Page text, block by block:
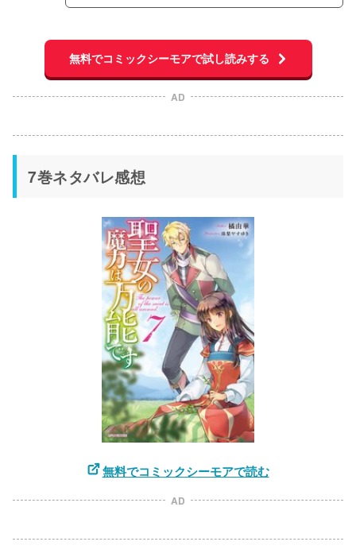
無料でコミックシーモアで試し読みする
AD
7巻ネタバレ感想
無料でコミックシーモアで読む
AD